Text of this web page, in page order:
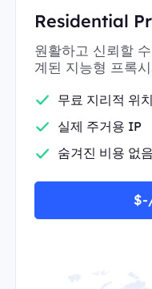
Residential
원활하고 신뢰할
계된 지능형 프록
무료 지리적 위치
실제 주거용 IP
숨겨진 비용 없음